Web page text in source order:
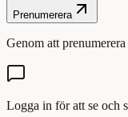
Prenumerera
Genom att
Logga in för att se och